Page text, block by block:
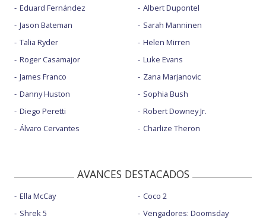
Eduard Fernández
Jason Bateman
Talia Ryder
Roger Casamajor
James Franco
Danny Huston
Diego Peretti
Álvaro Cervantes
Albert Dupontel
Sarah Manninen
Helen Mirren
Luke Evans
Zana Marjanovic
Sophia Bush
Robert Downey Jr.
Charlize Theron
AVANCES DESTACADOS
Ella McCay
Shrek 5
Coco 2
Vengadores: Doomsday